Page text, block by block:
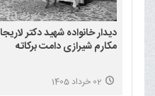
دیدار خانواده شهید دکتر
مکارم شیرازی دامت برکاته
02 خرداد 1405